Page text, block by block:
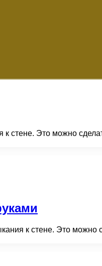
стене. Это можно
к стене. Это